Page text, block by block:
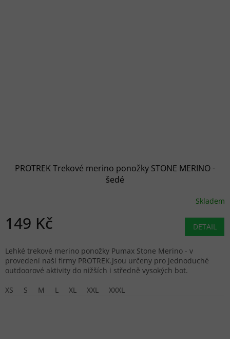
PROTREK Trekové merino ponožky STONE MERINO -
šedé
Skladem
149 Kč DETAIL
Lehké trekové merino ponožky Pumax Stone Merino - v
provedení naší firmy PROTREK.Jsou určeny pro jednoduché
outdoorové aktivity do nižších i středně vysokých bot.
XS
S M L XL XXL XXXL